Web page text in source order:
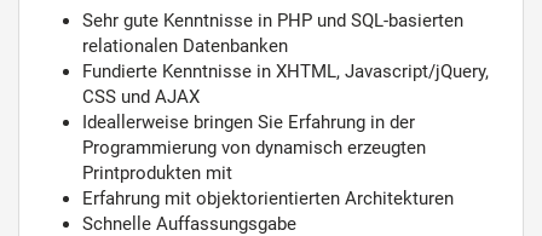
Sehr gute Kenntnisse in PHP und SQL-basierten
relationalen Datenbanken
Fundierte Kenntnisse in XHTML, Javascript/jQuery,
CSS und AJAX
Ideallerweise bringen Sie Erfahrung in der
Programmierung von dynamisch erzeugten
Printprodukten mit
Erfahrung mit objektorientierten Architekturen
Schnelle Auffassungsgabe